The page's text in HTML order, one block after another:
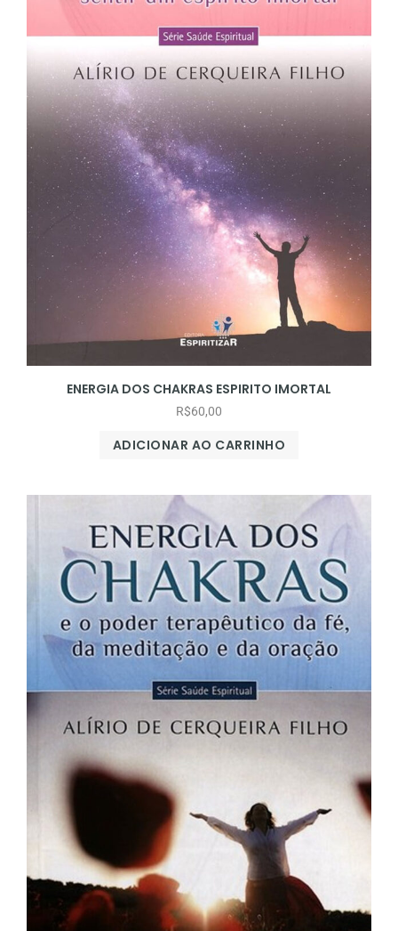
ENERGIA DOS CHAKRAS ESPIRITO IMORTAL
R$60,00
ADICIONAR AO CARRINHO